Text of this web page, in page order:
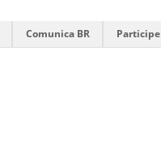
Comunica BR Participe